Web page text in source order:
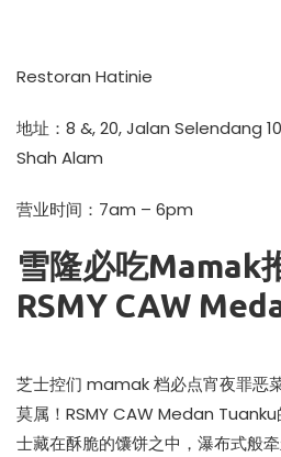
Restoran Hatinie
地址：8 &, 20, Jalan Selendang
Shah Alam
营业时间：7am – 6pm
雪隆必吃Mamak
RSMY CAW
芝士控们 mamak 档必点宵夜罪恶
莫属！RSMY CAW Medan
士藏在酥脆的馕饼之中，瀑布式般